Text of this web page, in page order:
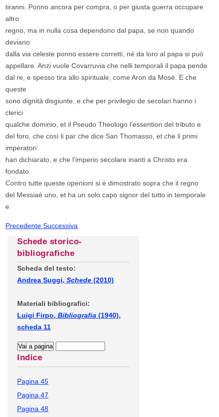
tiranni. Ponno ancora per compra, o per giusta guerra occupare
altro
regno, ma in nulla cosa dependono dal papa, se non quando
deviano
dalla via celeste ponno essere corretti, né da loro al papa si può
appellare. Anzi vuole Covarruvia che nelli temporali il papa pende
dal re, e spesso tira allo spirituale, come Aron da Mosè. E che
queste
sono dignità disgiunte, e che per privilegio de secolari hanno i
clerici
qualche dominio, et il Pseudo Theologo l’essention del tributo e
del foro, che così li par che dice San Thomasso, et che li primi
imperatori
han dichiarato, e che l’imperio secolare inanti a Christo era
fondato.
Contro tutte queste openioni si è dimostrato sopra che il regno
del Messiaè uno, et ha un solo capo signor del tutto in temporale
e
PrecedenteSuccessiva
Schede storico-
bibliografiche
Scheda del testo:
Andrea Suggi, Schede (2010)
Materiali bibliografici:
Luigi Firpo, Bibliografia (1940),
scheda 11
Indice
Pagina 45
Pagina 47
Pagina 48